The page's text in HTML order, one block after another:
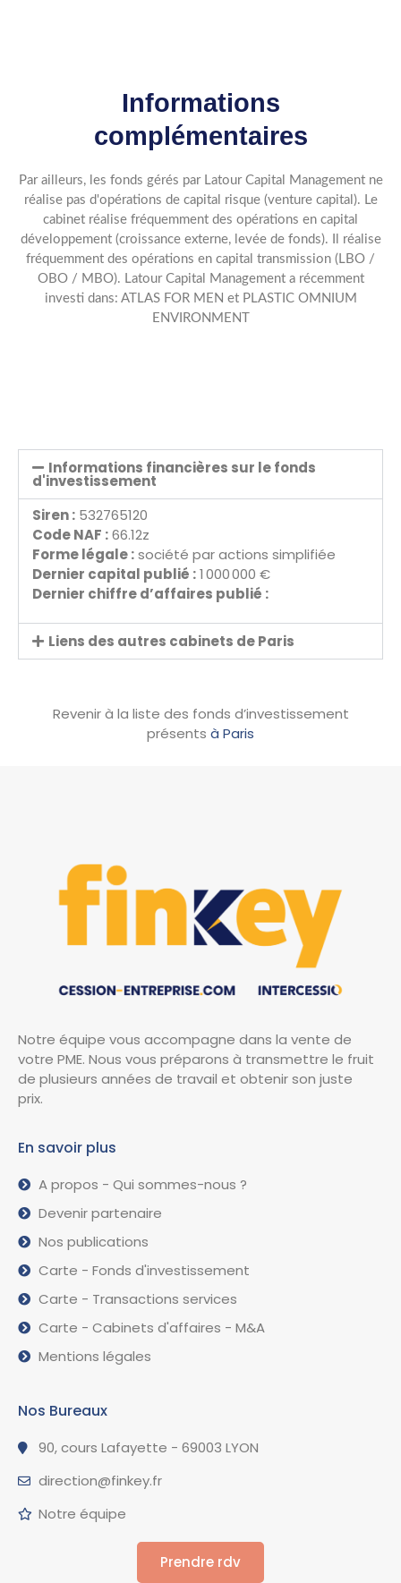
Informations
complémentaires
Par ailleurs, les fonds gérés par Latour Capital Management ne
réalise pas d'opérations de capital risque (venture capital). Le
cabinet réalise fréquemment des opérations en capital
développement (croissance externe, levée de fonds). Il réalise
fréquemment des opérations en capital transmission (LBO /
OBO / MBO). Latour Capital Management a récemment
investi dans: ATLAS FOR MEN et PLASTIC OMNIUM
ENVIRONMENT
Informations financières sur le fonds
d'investissement
Siren : 532765120
Code NAF :66.12z
Forme légale :société par actions simplifiée
Dernier capital publié :1 000 000 €
Dernier chiffre d’affaires publié :
Liens des autres cabinets de Paris
Revenir à la liste des fonds d’investissement
présents à Paris
Notre équipe vous accompagne dans la vente de
votre PME. Nous vous préparons à transmettre le fruit
de plusieurs années de travail et obtenir son juste
prix.
En savoir plus
A propos - Qui sommes-nous ?
Devenir partenaire
Nos publications
Carte - Fonds d'investissement
Carte - Transactions services
Carte - Cabinets d'affaires - M&A
Mentions légales
Nos Bureaux
90, cours Lafayette - 69003 LYON
direction@finkey.fr
Notre équipe
Prendre rdv